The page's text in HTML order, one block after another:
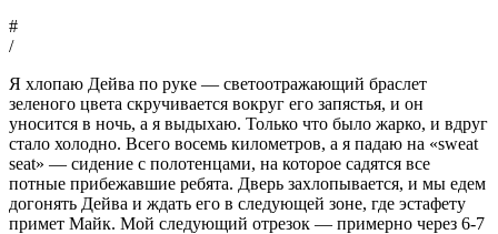
#
/
Я хлопаю Дейва по руке — светоотражающий браслет
зеленого цвета скручивается вокруг его запястья, и он
уносится в ночь, а я выдыхаю. Только что было жарко, и вдруг
стало холодно. Всего восемь километров, а я падаю на «sweat
seat» — сидение с полотенцами, на которое садятся все
потные прибежавшие ребята. Дверь захлопывается, и мы едем
догонять Дейва и ждать его в следующей зоне, где эстафету
примет Майк. Мой следующий отрезок — примерно через 6-7